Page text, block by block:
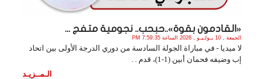
«القادمون بقوة»..حبحب.. نجومية متفج ...
الجمعة , 10 يـولـيـو , 2026 الساعة 7:59:35 PM
لا ميديا - في مباراة الجولة السادسة من دوري الدرجة الأولى بين اتحاد
إب وضيفه فحمان أبين (1-1)، قدم . .
الـمــزيـد